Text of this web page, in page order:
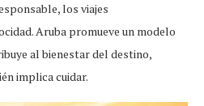
los viajes
Aruba promueve un modelo
al bienestar del destino,
implica cuidar.